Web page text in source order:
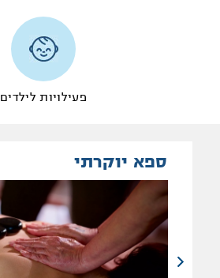
פעילויות לילדים
ספא יוקרתי